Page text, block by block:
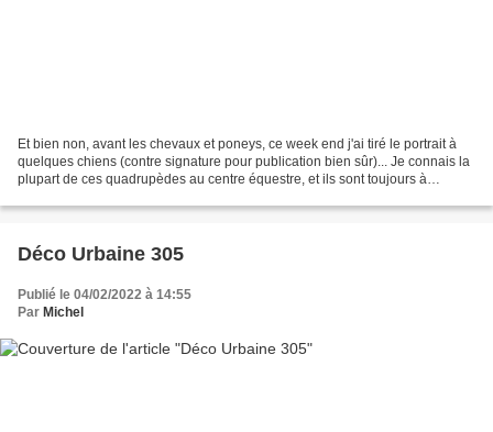
Et bien non, avant les chevaux et poneys, ce week end j'ai tiré le portrait à
quelques chiens (contre signature pour publication bien sûr)... Je connais la
plupart de ces quadrupèdes au centre équestre, et ils sont toujours à
Déco Urbaine 305
Publié le 04/02/2022 à 14:55
Par Michel